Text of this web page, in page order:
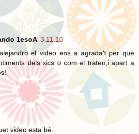
1esoA 3.11.10
el video ens a agrada't per que
dels xics o com el traten,i apart a
video esta bé.